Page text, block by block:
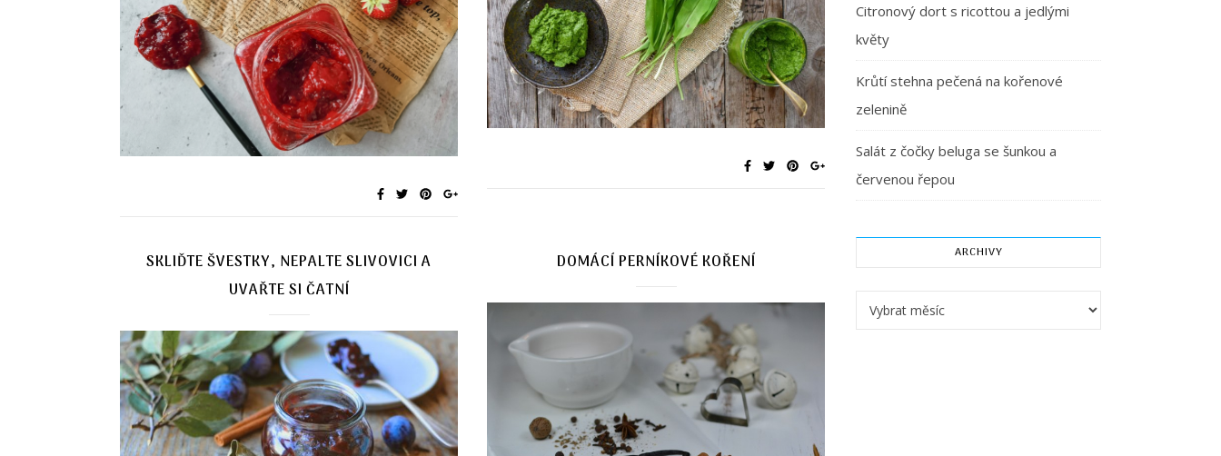
SKLIĎTE ŠVESTKY, NEPALTE SLIVOVICI A
UVAŘTE SI ČATNÍ
DOMÁCÍ PERNÍKOVÉ KOŘENÍ
Citronový dort s ricottou a jedlými
květy
Krůtí stehna pečená na kořenové
zelenině
Salát z čočky beluga se šunkou a
červenou řepou
ARCHIVY